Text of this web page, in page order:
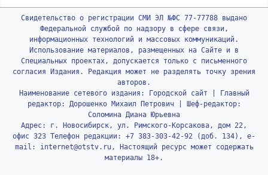
Свидетельство о регистрации СМИ ЭЛ №ФС 77-77788 выдано
Федеральной службой по надзору в сфере связи,
информационных технологий и массовых коммуникаций.
Использование материалов, размещенных на Сайте и в
Специальных проектах, допускается только с письменного
согласия Издания. Редакция может не разделять точку зрения
авторов.
Наименование сетевого издания: Городской сайт | Главный
редактор: Дорошенко Михаил Петрович | Шеф-редактор:
Соломина Диана Юрьевна
Адрес: г. Новосибирск, ул. Римского-Корсакова, дом 22,
офис 323 Телефон редакции: +7 383-303-42-92 (доб. 134), e-
mail: internet@otstv.ru, Настоящий ресурс может содержать
материалы 18+.